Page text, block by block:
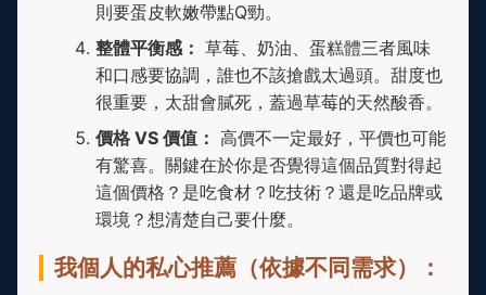
則要蛋皮軟嫩帶點Q勁。
整體平衡感： 草莓、奶油、蛋糕體三者風味
和口感要協調，誰也不該搶戲太過頭。甜度也
很重要，太甜會膩死，蓋過草莓的天然酸香。
價格 VS 價值： 高價不一定最好，平價也可能
有驚喜。關鍵在於你是否覺得這個品質對得起
這個價格？是吃食材？吃技術？還是吃品牌或
環境？想清楚自己要什麼。
我個人的私心推薦（依據不同需求）：